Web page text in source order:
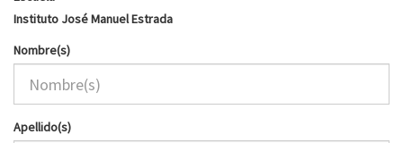
Instituto José Manuel Estrada
Nombre(s)
Apellido(s)